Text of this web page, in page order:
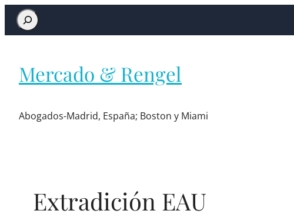
Mercado & Rengel
Abogados-Madrid, España; Boston y Miami
Extradición EAU